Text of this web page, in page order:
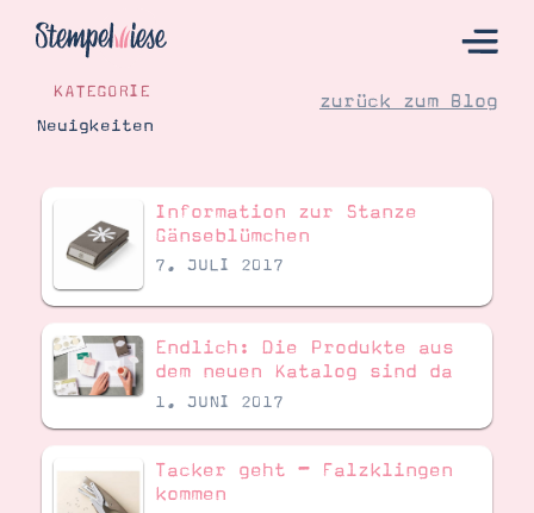
Hier Starten
Katalog
Bestellen
Kontakt
KATEGORIE
Neuigkeiten
zurück zum Blog
Information zur Stanze
Gänseblümchen
7. JULI 2017
Endlich: Die Produkte aus
dem neuen Katalog sind da
1. JUNI 2017
Tacker geht – Falzklingen
kommen